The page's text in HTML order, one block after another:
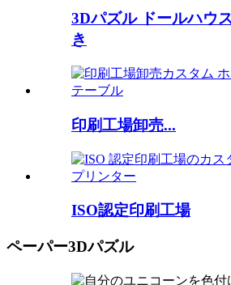
3Dパズル ドールハウ
き
印刷工場卸売...
ISO認定印刷工場
ペーパー3Dパズル